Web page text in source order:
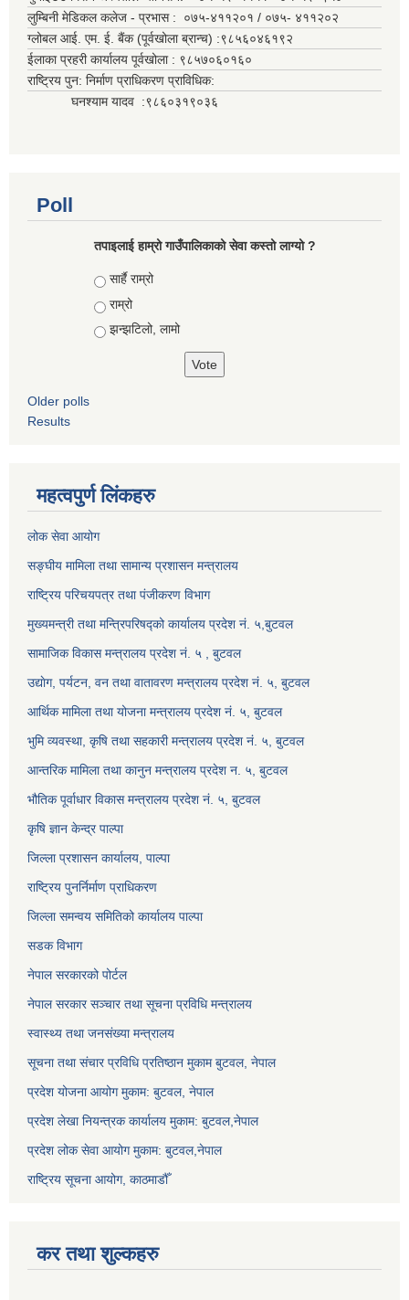
लुम्बिनी मेडिकल कलेज - प्रभास : ०७५-४११२०१ / ०७५- ४११२०२
ग्लोबल आई. एम. ई. बैंक (पूर्वखोला ब्रान्च) :९८५६०४६१९२
ईलाका प्रहरी कार्यालय पूर्वखोला : ९८५७०६०१६०
राष्ट्रिय पुन: निर्माण प्राधिकरण प्राविधिक:
घनश्याम यादव :९८६०३१९०३६
Poll
तपाइलाई हाम्रो गाउँपालिकाको सेवा कस्तो लाग्यो ?
Choices
सार्है राम्रो
राम्रो
झन्झटिलो, लामो
Older polls
Results
महत्वपुर्ण लिंकहरु
लोक सेवा आयोग
सङ्घीय मामिला तथा सामान्य प्रशासन मन्त्रालय
राष्ट्रिय परिचयपत्र तथा पंजीकरण विभाग
मुख्यमन्त्री तथा मन्त्रिपरिषद्को कार्यालय प्रदेश नं. ५,बुटवल
सामाजिक विकास मन्त्रालय प्रदेश नं. ५ , बुटवल
उद्याेग, पर्यटन, वन तथा वातावरण मन्त्रालय प्रदेश नं. ५, बुटवल
आर्थिक मामिला तथा योजना मन्त्रालय प्रदेश नं. ५, बुटवल
भुमि व्यवस्था, कृषि तथा सहकारी मन्त्रालय प्रदेश नं. ५, बुटवल
आन्तरिक मामिला तथा कानुन मन्त्रालय प्रदेश न. ५, बुटवल
भौतिक पूर्वाधार विकास मन्त्रालय प्रदेश नं. ५, बुटवल
कृषि ज्ञान केन्द्र पाल्पा
जिल्ला प्रशासन कार्यालय, पाल्पा
राष्ट्रिय पुनर्निर्माण प्राधिकरण
जिल्ला समन्वय समितिको कार्यालय पाल्पा
सडक विभाग
नेपाल सरकारको पोर्टल
नेपाल सरकार सञ्‍चार तथा सूचना प्रविधि मन्त्रालय
स्वास्थ्य तथा जनसंख्या मन्त्रालय
सूचना तथा संचार प्रविधि प्रतिष्ठान मुकाम बुटवल, नेपाल
प्रदेश योजना आयोग मुकाम: बुटवल, नेपाल
प्रदेश लेखा नियन्त्रक कार्यालय मुकाम: बुटवल,नेपाल
प्रदेश लोक सेवा आयोग मुकाम: बुटवल,नेपाल
राष्ट्रिय सूचना आयोग, काठमाडौँ
कर तथा शुल्कहरु